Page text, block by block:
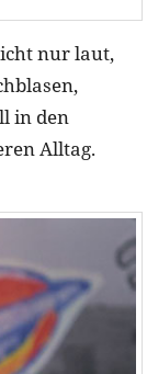
nur laut,
in den
Alltag.